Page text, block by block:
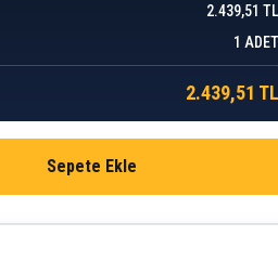
2.439,51 TL
1 ADET
2.439,51 TL
Sepete Ekle